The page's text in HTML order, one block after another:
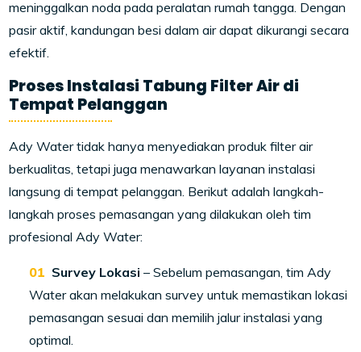
meninggalkan noda pada peralatan rumah tangga. Dengan
pasir aktif, kandungan besi dalam air dapat dikurangi secara
efektif.
Proses Instalasi Tabung Filter Air di
Tempat Pelanggan
Ady Water tidak hanya menyediakan produk filter air
berkualitas, tetapi juga menawarkan layanan instalasi
langsung di tempat pelanggan. Berikut adalah langkah-
langkah proses pemasangan yang dilakukan oleh tim
profesional Ady Water:
Survey Lokasi – Sebelum pemasangan, tim Ady
Water akan melakukan survey untuk memastikan lokasi
pemasangan sesuai dan memilih jalur instalasi yang
optimal.